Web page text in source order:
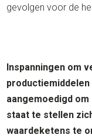
gevolgen voor de
Inspanningen om
aangemoedigd
staat te stellen
waardeketens te